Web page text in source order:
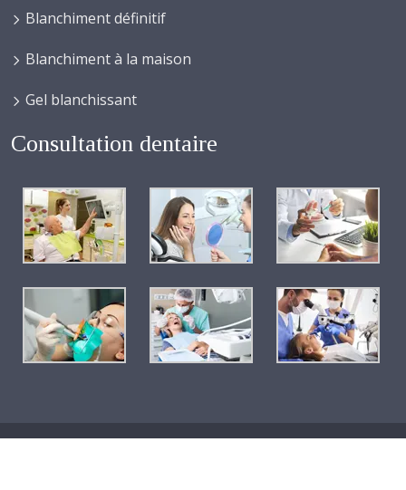
Blanchiment définitif
Blanchiment à la maison
Gel blanchissant
Consultation dentaire